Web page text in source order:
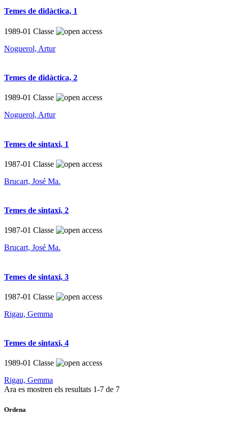
Temes de didàctica, 1
1989-01 Classe
Noguerol, Artur
Temes de didàctica, 2
1989-01 Classe
Noguerol, Artur
Temes de sintaxi, 1
1987-01 Classe
Brucart, José Ma.
Temes de sintaxi, 2
1987-01 Classe
Brucart, José Ma.
Temes de sintaxi, 3
1987-01 Classe
Rigau, Gemma
Temes de sintaxi, 4
1989-01 Classe
Rigau, Gemma
Ara es mostren els resultats 1-7 de 7
Ordena